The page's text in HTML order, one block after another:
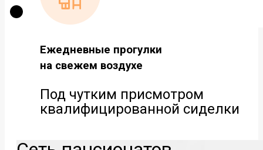
Ежедневные прогулки
на свежем воздухе
Под чутким присмотром
квалифицированной сиделки